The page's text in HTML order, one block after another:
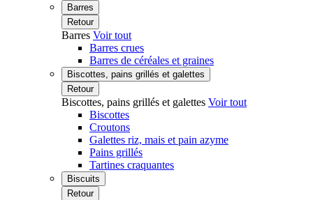
Barres
Retour
Barres Voir tout
Barres crues
Barres de céréales et graines
Biscottes, pains grillés et galettes
Retour
Biscottes, pains grillés et galettes Voir tout
Biscottes
Croutons
Galettes riz, mais et pain azyme
Pains grillés
Tartines craquantes
Biscuits
Retour